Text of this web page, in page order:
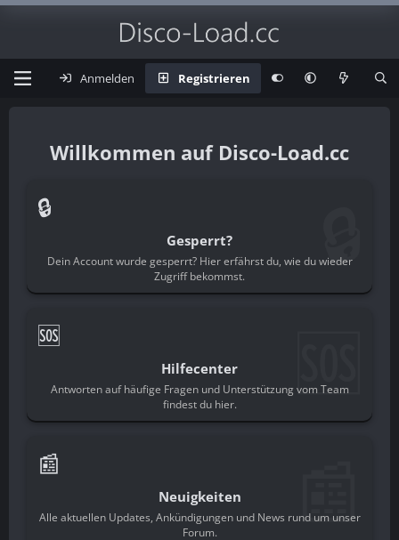
Anmelden Registrieren
Disco-Load.cc
🔒
Gesperrt?
Dein Account wurde gesperrt? Hier erfährst du, wie du wieder
Zugriff bekommst.
🔒
🆘
Hilfecenter
Antworten auf häufige Fragen und Unterstützung vom Team
findest du hier.
🆘
📰
Neuigkeiten
Alle aktuellen Updates, Ankündigungen und News rund um unser
Forum.
📰